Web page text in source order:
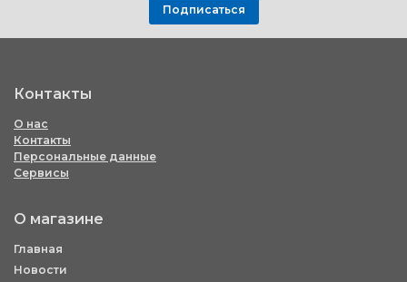
Подписаться
Контакты
О нас
Контакты
Персональные данные
Сервисы
О магазине
Главная
Новости